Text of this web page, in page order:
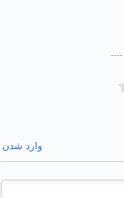
وارد شدن